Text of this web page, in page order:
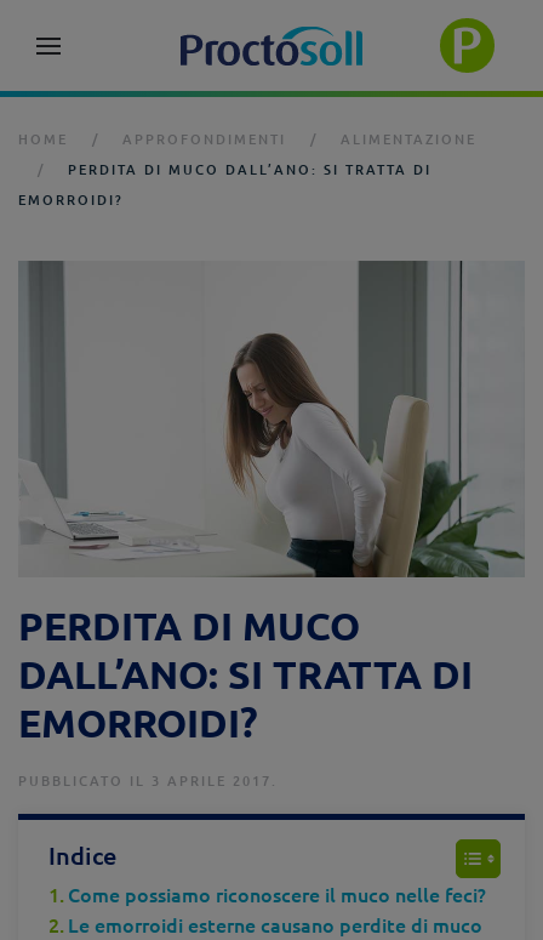
HOME APPROFONDIMENTI
ALIMENTAZIONE
PERDITA DI MUCO DALL’ANO: SI TRATTA DI
EMORROIDI?
PERDITA DI MUCO
DALL’ANO: SI TRATTA DI
EMORROIDI?
PUBBLICATO IL 3 APRILE 2017.
Indice
Come possiamo riconoscere il muco nelle feci?
Le emorroidi esterne causano perdite di muco